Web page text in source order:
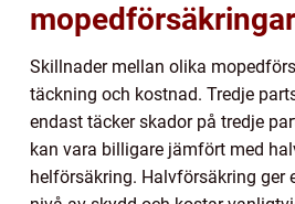
Skillnader mellan olika
täckning och kostnad. Tredje
endast täcker skador på tredje
kan vara billigare jämfört med
helförsäkring. Halvförsäkring ger